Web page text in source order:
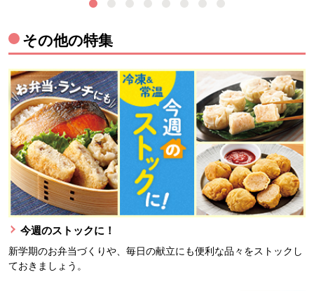
その他の特集
今週のストックに！
新学期のお弁当づくりや、毎日の献立にも便利な品々をストックし
ておきましょう。